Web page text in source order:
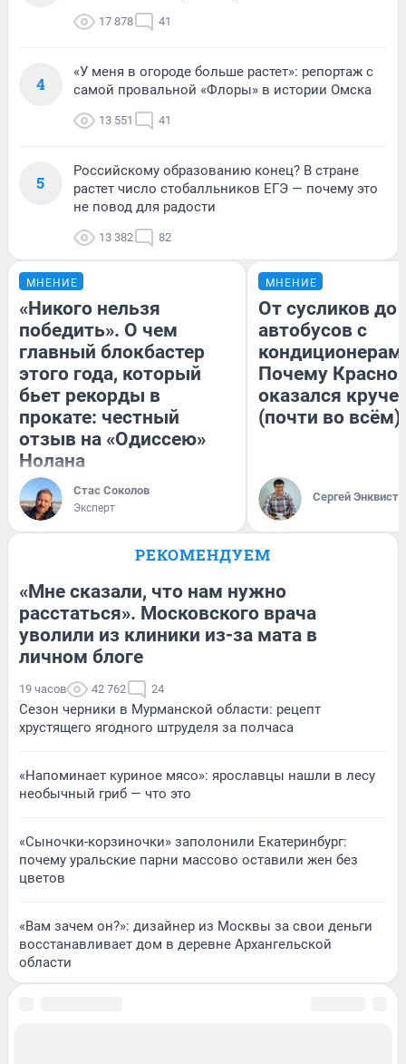
17 878 41
4
«У меня в огороде больше растет»: репортаж с
самой провальной «Флоры» в истории Омска
13 551 41
5
Российскому образованию конец? В стране
растет число стобалльников ЕГЭ — почему это
не повод для радости
13 382 82
МНЕНИЕ
«Никого нельзя
победить». О чем
главный блокбастер
этого года, который
бьет рекорды в
прокате: честный
отзыв на «Одиссею»
Нолана
Стас Соколов
Эксперт
МНЕНИЕ
От сусликов до
автобусов с
Почему
оказался
(почти во всём)
Сергей Энквист
РЕКОМЕНДУЕМ
«Мне сказали, что нам нужно
расстаться». Московского врача
уволили из клиники из-за мата в
личном блоге
19 часов 42 762 24
Сезон черники в Мурманской области: рецепт
хрустящего ягодного штруделя за полчаса
«Напоминает куриное мясо»: ярославцы нашли в лесу
необычный гриб — что это
«Сыночки-корзиночки» заполонили Екатеринбург:
почему уральские парни массово оставили жен без
цветов
«Вам зачем он?»: дизайнер из Москвы за свои деньги
восстанавливает дом в деревне Архангельской
области